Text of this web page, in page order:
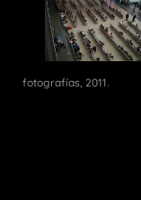
fotografías, 2011.